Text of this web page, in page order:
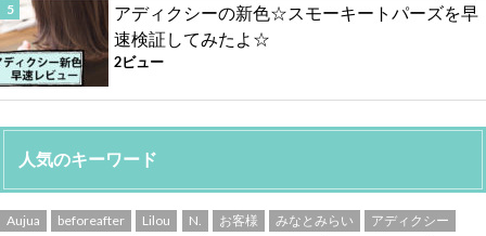
アディクシーの新色☆スモーキートパーズを早
速検証してみたよ☆
2ビュー
人気のキーワード
Aujua beforeafter Lilou N. お客様 みなとみらい
アディクシー